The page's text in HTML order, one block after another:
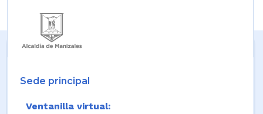
Sede principal
Ventanilla virtual: